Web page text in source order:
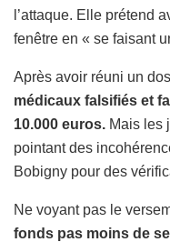
l’attaque. Elle prétend
fenêtre en « se faisant
Après avoir réuni un
médicaux falsifiés et
10.000 euros. Mais les
pointant des
Bobigny pour des
Ne voyant pas le
fonds pas moins de